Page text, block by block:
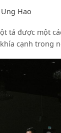
tả được một
cạnh trong